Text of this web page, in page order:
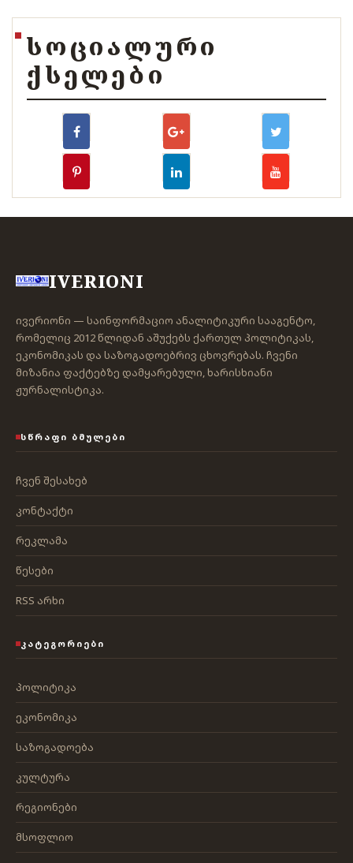
ᲡᲝᲪᲘᲐᲚᲣᲠᲘ
ᲥᲡᲔᲚᲔᲑᲘ
IVERIONI
ივერიონი — საინფორმაციო ანალიტიკური სააგენტო,
რომელიც 2012 წლიდან აშუქებს ქართულ პოლიტიკას,
ეკონომიკას და საზოგადოებრივ ცხოვრებას. ჩვენი
მიზანია ფაქტებზე დამყარებული, ხარისხიანი
ჟურნალისტიკა.
ᲡᲬᲠᲐᲤᲘ ᲑᲛᲣᲚᲔᲑᲘ
ჩვენ შესახებ
კონტაქტი
რეკლამა
წესები
RSS არხი
ᲙᲐᲢᲔᲒᲝᲠᲘᲔᲑᲘ
პოლიტიკა
ეკონომიკა
საზოგადოება
კულტურა
რეგიონები
მსოფლიო